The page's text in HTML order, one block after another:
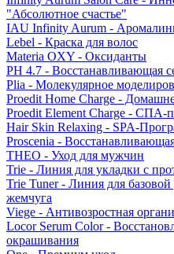
"Абсолютное счастье"
IAU Infinity Aurum -
Lebel - Краска для волос
Materia OXY - Оксиданты
PH 4.7 - Восстанавливающая
Plia - Молекулярное
Proedit Home Charge -
Proedit Element Charge - СПА-
Hair Skin Relaxing - SPA-
Proscenia -
THEO - Уход для мужчин
Trie - Линия для укладки с
Trie Tuner - Линия для
жемчуга
Viege - Антивозростная
Locor Serum Color -
окрашивания